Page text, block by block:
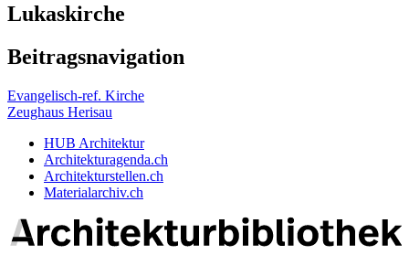
Lukaskirche
Beitragsnavigation
Evangelisch-ref. Kirche
Zeughaus Herisau
HUB Architektur
Architekturagenda.ch
Architekturstellen.ch
Materialarchiv.ch